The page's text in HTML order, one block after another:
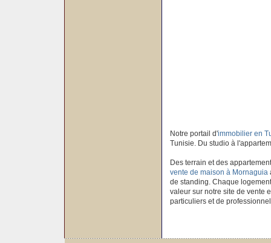
Notre portail d'immobilier en
Tunisie. Du studio à
Des terrain et des
vente de maison à Mornaguia
de standing. Chaque
valeur sur notre site de vente
particuliers et de